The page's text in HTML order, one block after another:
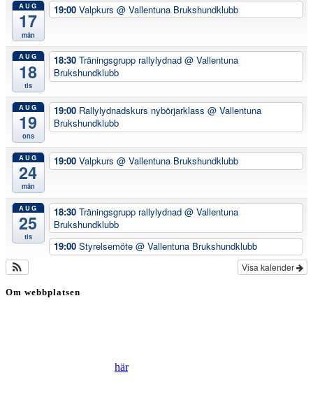
AUG
17
mån
19:00 Valpkurs @ Vallentuna Brukshundklubb
AUG
18
tis
18:30 Träningsgrupp rallylydnad @ Vallentuna
Brukshundklubb
AUG
19
ons
19:00 Rallylydnadskurs nybörjarklass @ Vallentuna
Brukshundklubb
AUG
24
mån
19:00 Valpkurs @ Vallentuna Brukshundklubb
AUG
25
tis
18:30 Träningsgrupp rallylydnad @ Vallentuna
Brukshundklubb
19:00 Styrelsemöte @ Vallentuna Brukshundklubb
Visa kalender
Om webbplatsen
här.